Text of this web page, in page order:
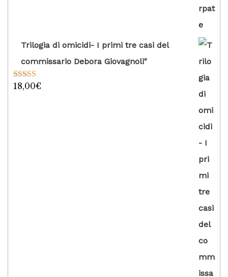
Trilogia di omicidi- I primi tre casi del
commissario Debora Giovagnoli"
Valutato
18,00€